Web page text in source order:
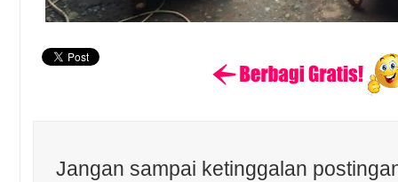
Jangan sampai ketinggalan